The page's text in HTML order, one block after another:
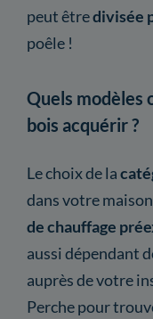
peut êtredivisée
poêle !
Quels modèles
bois acquérir ?
Le choix de la
dans votre
de chauffage
aussi dépendant
auprès de votre
Perche pour